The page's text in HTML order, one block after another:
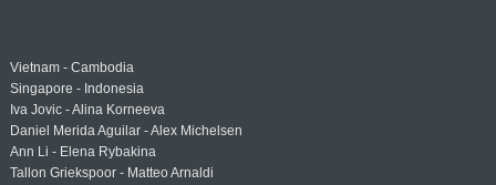
Vietnam - Cambodia
Singapore - Indonesia
Iva Jovic - Alina Korneeva
Daniel Merida Aguilar - Alex Michelsen
Ann Li - Elena Rybakina
Tallon Griekspoor - Matteo Arnaldi